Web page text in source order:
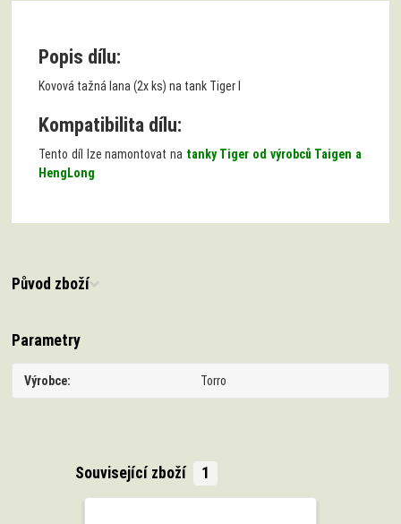
Popis dílu:
Kovová tažná lana (2x ks) na tank Tiger I
Kompatibilita dílu:
Tento díl lze namontovat na tanky Tiger od výrobců Taigen a
HengLong
Původ zboží
Parametry
Výrobce Torro
Související zboží 1